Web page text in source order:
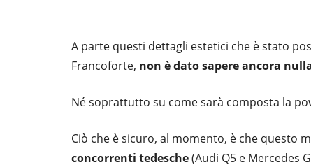
A parte questi dettagli estetici che è stato
Francoforte, non è dato sapere ancora
Né soprattutto su come sarà composta la
Ciò che è sicuro, al momento, è che questo
concorrenti tedesche(Audi Q5 e Mercedes